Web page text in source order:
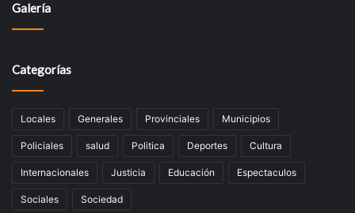
Galería
Categorías
Locales Generales Provinciales Municipios
Policiales salud Politica Deportes Cultura
Internacionales Justicia Educación Espectaculos
Sociales Sociedad